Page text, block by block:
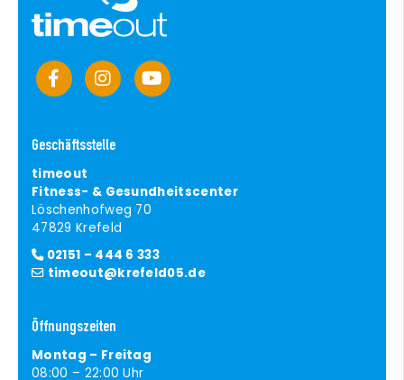
Geschäftsstelle
timeout
Fitness- & Gesundheitscenter
Löschenhofweg 70
47829 Krefeld
02151 – 444 6 333
timeout@krefeld05.de
Öffnungszeiten
Montag – Freitag
08:00 – 22:00 Uhr